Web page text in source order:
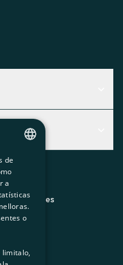
mejor
de cookies
de
a
o
limitalo,